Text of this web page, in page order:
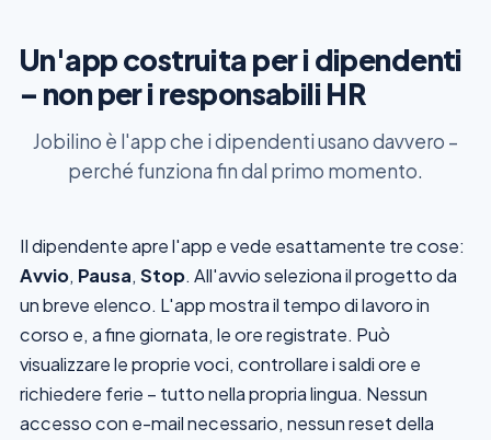
Un'app costruita per i dipendenti
– non per i responsabili HR
Jobilino è l'app che i dipendenti usano davvero –
perché funziona fin dal primo momento.
Il dipendente apre l'app e vede esattamente tre cose:
Avvio, Pausa, Stop. All'avvio seleziona il progetto da
un breve elenco. L'app mostra il tempo di lavoro in
corso e, a fine giornata, le ore registrate. Può
visualizzare le proprie voci, controllare i saldi ore e
richiedere ferie – tutto nella propria lingua. Nessun
accesso con e-mail necessario, nessun reset della